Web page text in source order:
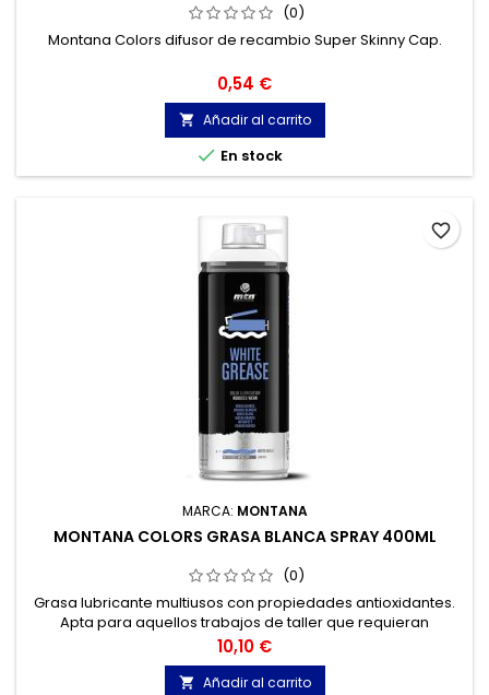
(0)
Montana Colors difusor de recambio Super Skinny Cap.
Precio
0,54 €
 Añadir al carrito
 En stock
MARCA: MONTANA
MONTANA COLORS GRASA BLANCA SPRAY 400ML
(0)
Grasa lubricante multiusos con propiedades antioxidantes.
Apta para aquellos trabajos de taller que requieran
lubricación sólida y permanente.
Precio
10,10 €
 Añadir al carrito
favorite_border